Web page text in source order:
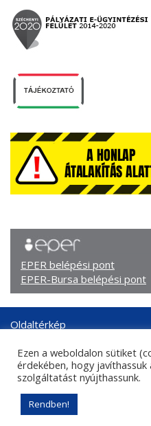
EPER belépési pont
EPER-Bursa belépési pont
Oldaltérkép
Adatkezelési tájékoztató
Központi kapcsolati adatok
Sajtókapcsolat
© 2026. Nemzeti Kulturális
Ezen a weboldalon sütiket
érdekében, hogy
szolgáltatást nyújthassunk.
Rendben!